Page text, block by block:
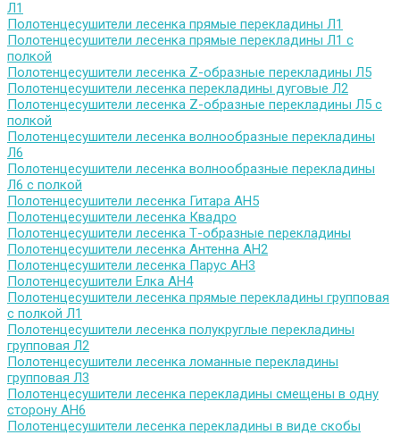
Л1
Полотенцесушители лесенка прямые перекладины Л1
Полотенцесушители лесенка прямые перекладины Л1 с
полкой
Полотенцесушители лесенка Z-образные перекладины Л5
Полотенцесушители лесенка перекладины дуговые Л2
Полотенцесушители лесенка Z-образные перекладины Л5 с
полкой
Полотенцесушители лесенка волнообразные перекладины
Л6
Полотенцесушители лесенка волнообразные перекладины
Л6 с полкой
Полотенцесушители лесенка Гитара АН5
Полотенцесушители лесенка Квадро
Полотенцесушители лесенка Т-образные перекладины
Полотенцесушители лесенка Антенна АН2
Полотенцесушители лесенка Парус АН3
Полотенцесушители Елка АН4
Полотенцесушители лесенка прямые перекладины групповая
с полкой Л1
Полотенцесушители лесенка полукруглые перекладины
групповая Л2
Полотенцесушители лесенка ломанные перекладины
групповая Л3
Полотенцесушители лесенка перекладины смещены в одну
сторону АН6
Полотенцесушители лесенка перекладины в виде скобы